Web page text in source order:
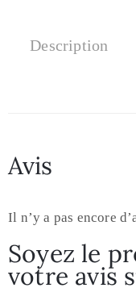
Description
Avis
Il n’y a pas encore
Soyez le
votre avis